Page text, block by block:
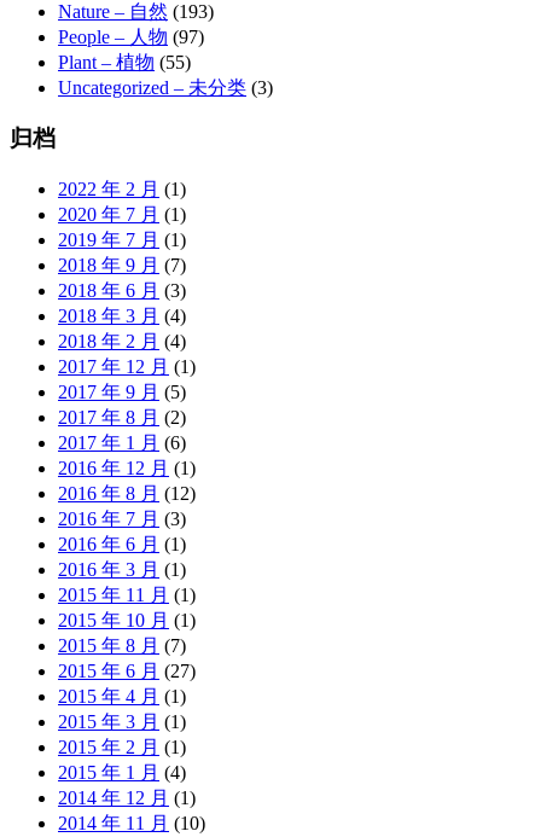
Nature – 自然 (193)
People – 人物 (97)
Plant – 植物 (55)
Uncategorized – 未分类 (3)
归档
2022 年 2 月 (1)
2020 年 7 月 (1)
2019 年 7 月 (1)
2018 年 9 月 (7)
2018 年 6 月 (3)
2018 年 3 月 (4)
2018 年 2 月 (4)
2017 年 12 月 (1)
2017 年 9 月 (5)
2017 年 8 月 (2)
2017 年 1 月 (6)
2016 年 12 月 (1)
2016 年 8 月 (12)
2016 年 7 月 (3)
2016 年 6 月 (1)
2016 年 3 月 (1)
2015 年 11 月 (1)
2015 年 10 月 (1)
2015 年 8 月 (7)
2015 年 6 月 (27)
2015 年 4 月 (1)
2015 年 3 月 (1)
2015 年 2 月 (1)
2015 年 1 月 (4)
2014 年 12 月 (1)
2014 年 11 月 (10)